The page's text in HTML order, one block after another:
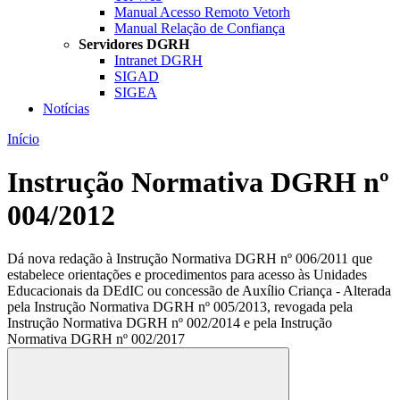
Manual Acesso Remoto Vetorh
Manual Relação de Confiança
Servidores DGRH
Intranet DGRH
SIGAD
SIGEA
Notícias
Início
Instrução Normativa DGRH nº
004/2012
Dá nova redação à Instrução Normativa DGRH nº 006/2011 que
estabelece orientações e procedimentos para acesso às Unidades
Educacionais da DEdIC ou concessão de Auxílio Criança - Alterada
pela Instrução Normativa DGRH nº 005/2013, revogada pela
Instrução Normativa DGRH nº 002/2014 e pela Instrução
Normativa DGRH nº 002/2017